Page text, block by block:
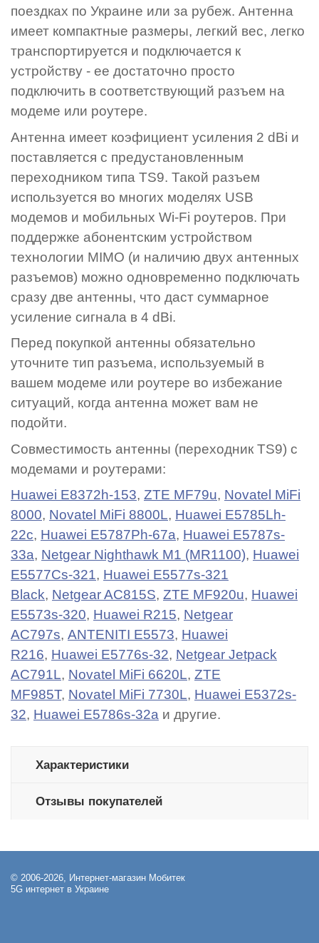
поездках по Украине или за рубеж. Антенна
имеет компактные размеры, легкий вес, легко
транспортируется и подключается к
устройству - ее достаточно просто
подключить в соответствующий разъем на
модеме или роутере.
Антенна имеет коэфициент усиления 2 dBi и
поставляется с предустановленным
переходником типа TS9. Такой разъем
используется во многих моделях USB
модемов и мобильных Wi-Fi роутеров. При
поддержке абонентским устройством
технологии MIMO (и наличию двух антенных
разъемов) можно одновременно подключать
сразу две антенны, что даст суммарное
усиление сигнала в 4 dBi.
Перед покупкой антенны обязательно
уточните тип разъема, используемый в
вашем модеме или роутере во избежание
ситуаций, когда антенна может вам не
подойти.
Совместимость антенны (переходник TS9) с
модемами и роутерами:
Huawei E8372h-153, ZTE MF79u, Novatel MiFi
8000, Novatel MiFi 8800L, Huawei E5785Lh-
22c, Huawei E5787Ph-67a, Huawei E5787s-
33a, Netgear Nighthawk M1‎ (MR1100), Huawei
E5577Cs-321, Huawei E5577s-321
Black, Netgear AC815S, ZTE MF920u, Huawei
E5573s-320, Huawei R215, Netgear
AC797s, ANTENITI E5573, Huawei
R216, Huawei E5776s-32, Netgear Jetpack
AC791L, Novatel MiFi 6620L, ZTE
MF985T, Novatel MiFi 7730L, Huawei E5372s-
32, Huawei E5786s-32a и другие.
Характеристики
Отзывы покупателей
© 2006-2026, Интернет-магазин Мобитек
5G интернет в Украине